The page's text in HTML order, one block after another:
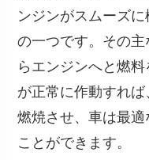
ンジンがスムーズ
の一つです。その
らエンジンへと燃
が正常に作動すれ
燃焼させ、車は最
ことができます。